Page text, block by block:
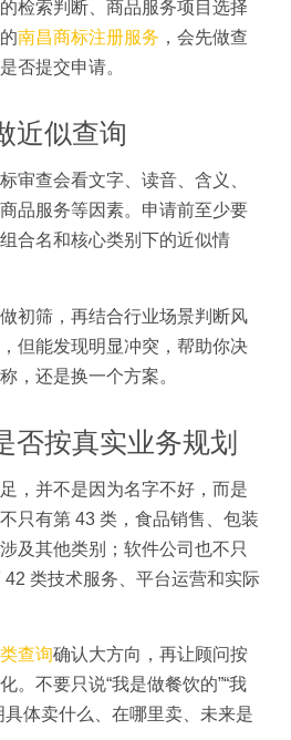
检索判断、商品服务项目选择
南昌商标注册服务 ，会先做查
否提交申请。
近似查询
审查会看文字、读音、含义、
品服务等因素。申请前至少要
合名和核心类别下的近似情
做初筛，再结合行业场景判断风
但能发现明显冲突，帮助你决
，还是换一个方案。
否按真实业务规划
，并不是因为名字不好，而是
只有第 43 类，食品销售、包装
及其他类别；软件公司也不只
类技术服务、平台运营和实际
查询确认大方向，再让顾问按
。不要只说“我是做餐饮的”“我
具体卖什么、在哪里卖、未来是